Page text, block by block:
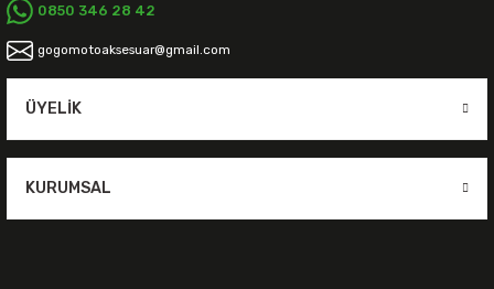
0850 346 28 42
gogomotoaksesuar@gmail.com
ÜYELIK
KURUMSAL